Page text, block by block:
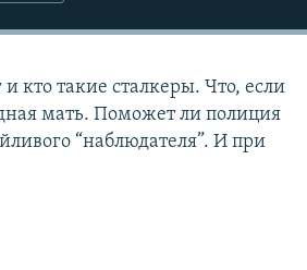
и кто такие сталкеры. Что, если
мать. Поможет ли полиция
“наблюдателя”. И при